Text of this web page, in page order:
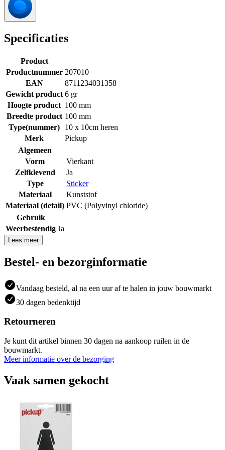
Specificaties
Product
Productnummer 207010
EAN
8711234031358
Gewicht product 6 gr
Hoogte product 100 mm
Breedte product 100 mm
Type(nummer)
10 x 10cm heren
Merk
Pickup
Algemeen
Vorm
Vierkant
Zelfklevend
Ja
Type
Sticker
Materiaal
Kunststof
Materiaal (detail) PVC (Polyvinyl chloride)
Gebruik
Weerbestendig Ja
Lees meer
Bestel- en bezorginformatie
Vandaag besteld, al na een uur af te halen in jouw bouwmarkt
30 dagen bedenktijd
Retourneren
Je kunt dit artikel binnen 30 dagen na aankoop ruilen in de
bouwmarkt.
Meer informatie over de bezorging
Vaak samen gekocht